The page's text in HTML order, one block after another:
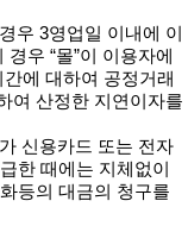
우 3영업일 이내에 이
우 “몰”이 이용자에
에 대하여 공정거래
여 산정한 지연이자를
신용카드 또는 전자
한 때에는 지체없이
등의 대금의 청구를